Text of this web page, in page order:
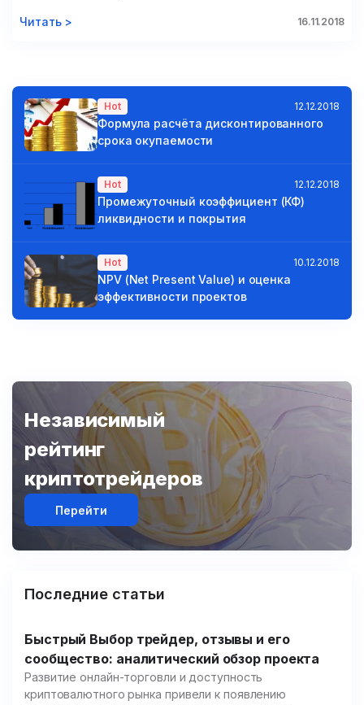
Читать > 16.11.2018
Hot 12.12.2018
Формула расчёта дисконтированного
срока окупаемости
Hot 12.12.2018
Промежуточный коэффициент (КФ)
ликвидности и покрытия
Hot 10.12.2018
NPV (Net Present Value) и оценка
эффективности проектов
Независимый
рейтинг
криптотрейдеров
Перейти
Последние статьи
Быстрый Выбор трейдер, отзывы и его
сообщество: аналитический обзор проекта
Развитие онлайн-торговли и доступность
криптовалютного рынка привели к появлению